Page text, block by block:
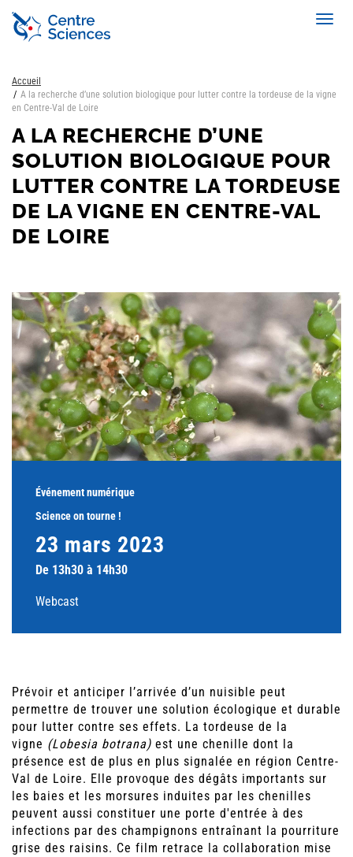
Aller
contenu
Accueil
A la recherche d’une solution biologique pour lutter contre la tordeuse de la vigne
en Centre-Val de Loire
A LA RECHERCHE D’UNE
SOLUTION BIOLOGIQUE POUR
LUTTER CONTRE LA TORDEUSE
DE LA VIGNE EN CENTRE-VAL
DE LOIRE
Événement numérique
Science on tourne !
23 mars 2023
De 13h30 à 14h30
Webcast
Prévoir et anticiper l’arrivée d’un nuisible peut
permettre de trouver une solution écologique et durable
pour lutter contre ses effets. La tordeuse de la
vigne (Lobesia botrana) est une chenille dont la
présence est de plus en plus signalée en région Centre-
Val de Loire. Elle provoque des dégâts importants sur
les baies et les morsures induites par les chenilles
peuvent aussi constituer une porte d'entrée à des
infections par des champignons entraînant la pourriture
grise des raisins. Ce film retrace la collaboration mise